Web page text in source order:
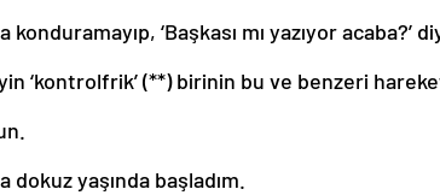
konduramayıp, ‘Başkası mı yazıyor
‘kontrolfrik’ (**) birinin bu ve benzeri
dokuz yaşında başladım.